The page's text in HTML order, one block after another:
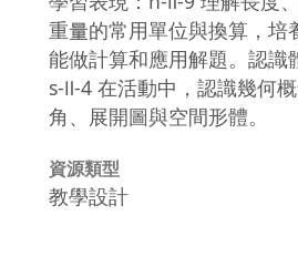
重量的常用單位與換算，培
能做計算和應用解題。認識
s-Ⅱ-4 在活動中，認識幾何
角、展開圖與空間形體。
資源類型
教學設計